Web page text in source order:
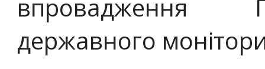
впровадження
державного